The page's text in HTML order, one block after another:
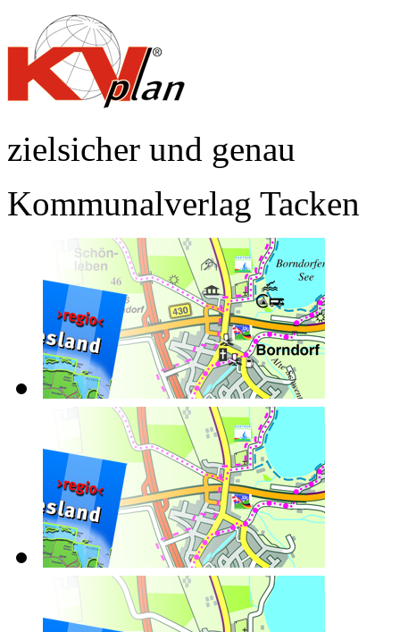
zielsicher und genau
Kommunalverlag Tacken